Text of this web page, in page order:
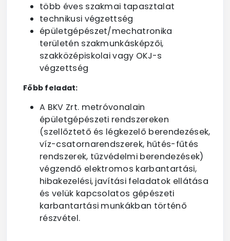
több éves szakmai tapasztalat
technikusi végzettség
épületgépészet/mechatronika
területén szakmunkásképzői,
szakközépiskolai vagy OKJ-s
végzettség
Főbb feladat:
A BKV Zrt. metróvonalain
épületgépészeti rendszereken
(szellőztető és légkezelő berendezések,
víz-csatornarendszerek, hűtés-fűtés
rendszerek, tűzvédelmi berendezések)
végzendő elektromos karbantartási,
hibakezelési, javítási feladatok ellátása
és velük kapcsolatos gépészeti
karbantartási munkákban történő
részvétel.